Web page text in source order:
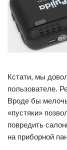
Кстати, мы
пользователе.
Вроде бы
«пустяки»
повредить
на приборной